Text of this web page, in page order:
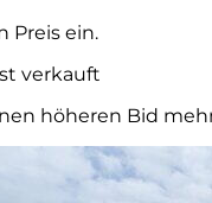
Preis ein.
verkauft
höheren Bid